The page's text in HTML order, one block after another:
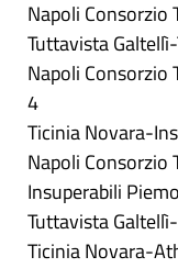
Napoli
Tuttavista
Napoli Consorzio
4
Ticinia Novara-
Napoli Consorzio
Insuperabili
Tuttavista
Ticinia Novara-